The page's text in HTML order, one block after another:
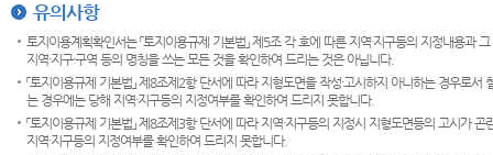
유의사항
토지이용계획확인서는 「토지이용규제 기본법」 제5조 각 호에 따른 지역·지구등의 지정내용
지역·지구·구역 등의 명칭을 쓰는 모든 것을 확인하여 드리는 것은 아닙니다.
「토지이용규제 기본법」 제8조제2항 단서에 따라 지형도면을 작성·고시하지 아니하는 경우로
는 경우에는 당해 지역·지구등의 지정여부를 확인하여 드리지 못합니다.
「토지이용규제 기본법」 제8조제3항 단서에 따라 지역·지구등의 지정시 지형도면등의 고시가
지역·지구등의 지정여부를 확인하여 드리지 못합니다.